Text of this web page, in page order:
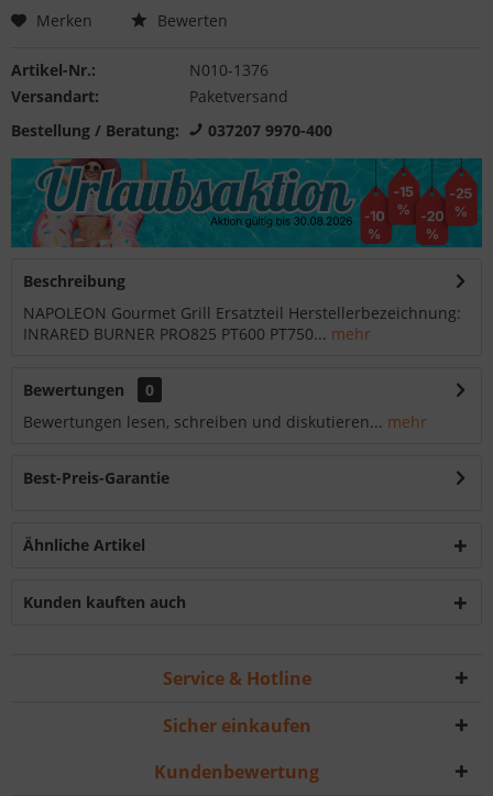
Merken Bewerten
Artikel-Nr.:
N010-1376
Versandart:
Paketversand
Bestellung / Beratung:
037207 9970-400
Beschreibung
NAPOLEON Gourmet Grill Ersatzteil Herstellerbezeichnung:
INRARED BURNER PRO825 PT600 PT750... mehr
Bewertungen
0
Bewertungen lesen, schreiben und diskutieren... mehr
Best-Preis-Garantie
Ähnliche Artikel
Kunden kauften auch
Service & Hotline
Sicher einkaufen
Kundenbewertung